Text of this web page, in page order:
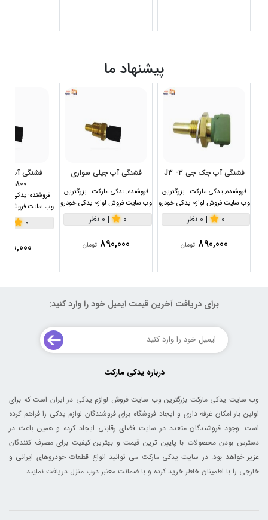
پیشنهاد ما
فشنگی آب جک جی 3- J3
فروشنده: یدکی مارکت | بزرگترین
وب سایت فروش لوازم یدکی خودرو
0
| 0 نظر
890,000 تومان
فشنگی آب جیلی سواری
فروشنده: یدکی مارکت | بزرگترین
وب سایت فروش لوازم یدکی خودرو
0
| 0 نظر
890,000 تومان
1800سی سی
فروشنده: یدکی
وب سایت فروش
0
890,000
برای دریافت آخرین قیمت ایمیل خود را وارد کنید:
درباره یدکی مارکت
وب سایت یدکی مارکت بزرگترین وب سایت فروش لوازم یدکی در ایران است که برای
اولین بار امکان غرفه داری و ایجاد فروشگاه برای فروشندگان لوازم یدکی را فراهم کرده
است. وجود فروشندگان متعدد در سایت فضای رقابتی ایجاد کرده و همین باعث در
دسترس بودن محصولات با پایین ترین قیمت و بهترین کیفیت برای مصرف کنندگان
عزیر خواهد بود. در سایت یدکی مارکت می توانید انواع قطعات خودروهای ایرانی و
خارجی را با اطمینان خاطر خرید کرده و با ضمانت معتبر درب منزل دریافت نمایید.